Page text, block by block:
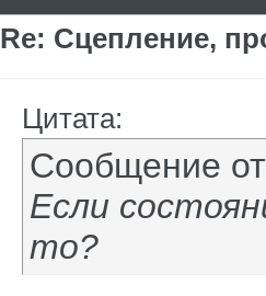
Re: Сцепление,
Цитата:
Сообщение
Если
то?